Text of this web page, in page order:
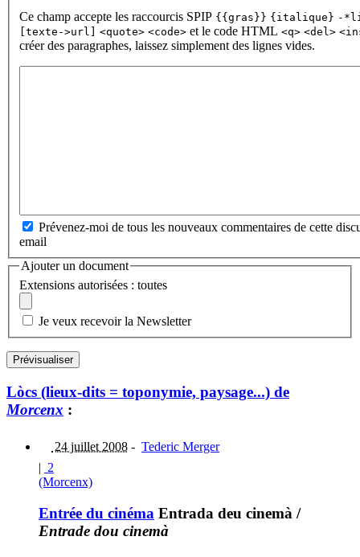
Ce champ accepte les raccourcis SPIP {{gras}} {italique} -
[texte->url]
<quote> <code> et le code HTML <q> <del>
créer des paragraphes, laissez simplement des lignes vides.
Prévenez-moi de tous les nouveaux commentaires de cette
email
Ajouter un document
Extensions autorisées : toutes
Je veux recevoir la Newsletter
Lòcs (lieux-dits = toponymie, paysage...) de
Morcenx :
24 juillet 2008 - Tederic Merger
| 2
(Morcenx)
Entrée du cinéma Entrada deu cinemà /
Entrade dou cinemà